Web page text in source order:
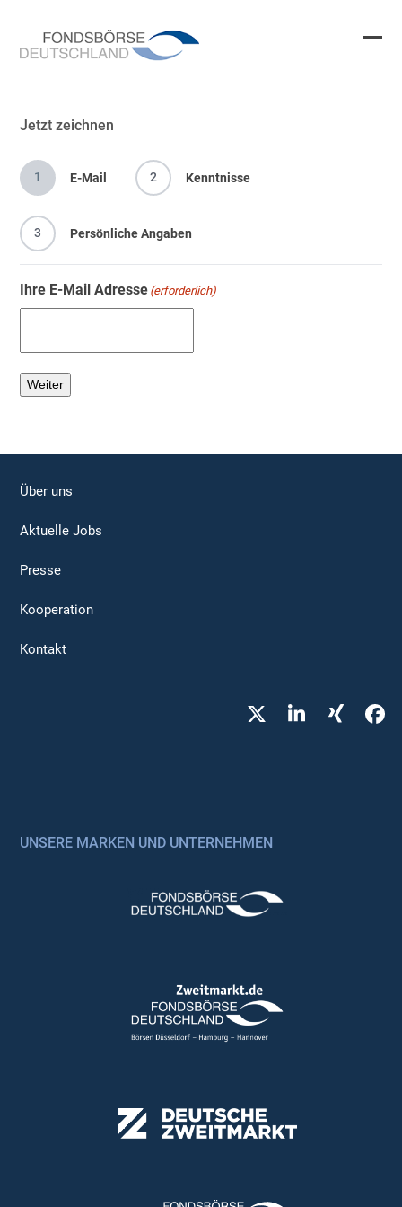
content
Jetzt zeichnen
1 E-Mail 2 Kenntnisse
3 Persönliche Angaben
Ihre E-Mail Adresse (erforderlich)
Weiter
Über uns
Aktuelle Jobs
Presse
Kooperation
Kontakt
TwitterLinkedIn
Xing
UNSERE MARKEN UND UNTERNEHMEN